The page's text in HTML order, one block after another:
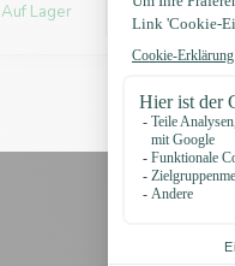
Auf Lager